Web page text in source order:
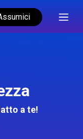
a te!